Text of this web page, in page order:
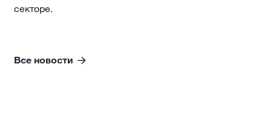
секторе.
Все новости